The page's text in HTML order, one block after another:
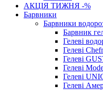
АКЦІЯ ТИЖНЯ -%
Барвники
Барвники
Барвник
Гелеві
Гелеві
Гелеві
Гелеві
Гелеві
Гелеві